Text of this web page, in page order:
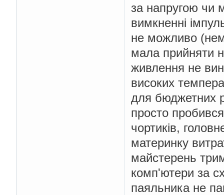
за напругою чи
вимкненні
не можливо
мала прийняти
живлення не
високих
для бюджетних
просто
чортиків,
материнку
майстерень
комп'ютери за
паяльника не